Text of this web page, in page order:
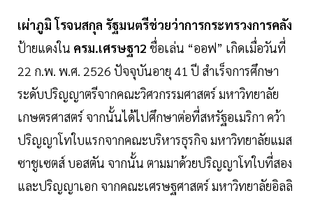
เผ่าภูมิ โรจนสกุล รัฐมนตรีช่วยว่าการกระทรวงการคลัง
ป้ายแดงใน ครม.เศรษฐา2 ชื่อเล่น “ออฟ” เกิดเมื่อวันที่
22 ก.พ. พ.ศ. 2526 ปัจจุบันอายุ 41 ปี สำเร็จการศึกษา
ระดับปริญญาตรีจากคณะวิศวกรรมศาสตร์ มหาวิทยาลัย
เกษตรศาสตร์ จากนั้นได้ไปศึกษาต่อที่สหรัฐอเมริกา คว้า
ปริญญาโทใบแรกจากคณะบริหารธุรกิจ มหาวิทยาลัยแมส
ซาชูเซตส์ บอสตัน จากนั้น ตามมาด้วยปริญญาโทใบที่สอง
และปริญญาเอก จากคณะเศรษฐศาสตร์ มหาวิทยาลัยอิลลิ